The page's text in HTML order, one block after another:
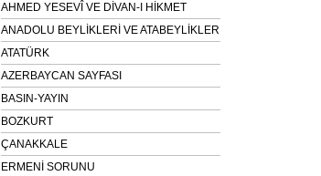
AHMED YESEVÎ VE DİVAN-I HİKMET
ANADOLU BEYLİKLERİ VE ATABEYLİKLER
ATATÜRK
AZERBAYCAN SAYFASI
BASIN-YAYIN
BOZKURT
ÇANAKKALE
ERMENİ SORUNU